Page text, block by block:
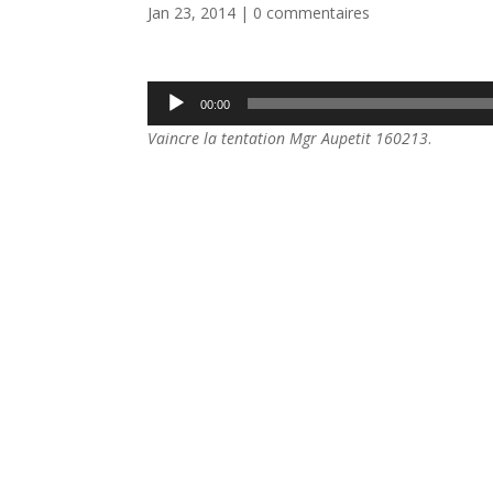
Jan 23, 2014 | 0 commentaires
Lecteur
audio
00:00
Vaincre la tentation Mgr Aupetit 160213.